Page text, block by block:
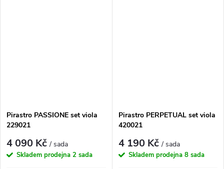
Pirastro PASSIONE set viola
229021
4 090 Kč/ sada
Skladem prodejna 2 sada
Pirastro PERPETUAL set viola
420021
4 190 Kč/ sada
Skladem prodejna 8 sada